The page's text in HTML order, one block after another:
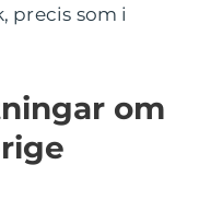
precis som i
om